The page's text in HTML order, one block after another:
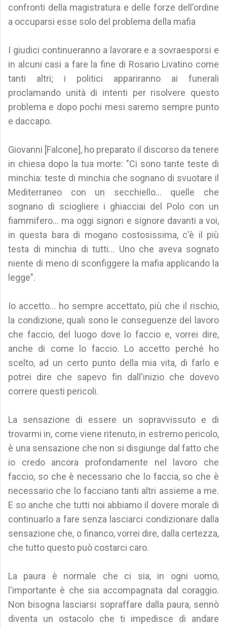
confronti della magistratura e delle forze dell'ordine
a occuparsi esse solo del problema della mafia
I giudici continueranno a lavorare e a sovraesporsi e
in alcuni casi a fare la fine di Rosario Livatino come
tanti altri; i politici appariranno ai funerali
proclamando unità di intenti per risolvere questo
problema e dopo pochi mesi saremo sempre punto
e daccapo.
Giovanni [Falcone], ho preparato il discorso da tenere
in chiesa dopo la tua morte: "Ci sono tante teste di
minchia: teste di minchia che sognano di svuotare il
Mediterraneo con un secchiello... quelle che
sognano di sciogliere i ghiacciai del Polo con un
fiammifero... ma oggi signori e signore davanti a voi,
in questa bara di mogano costosissima, c'è il più
testa di minchia di tutti... Uno che aveva sognato
niente di meno di sconfiggere la mafia applicando la
legge".
Io accetto... ho sempre accettato, più che il rischio,
la condizione, quali sono le conseguenze del lavoro
che faccio, del luogo dove lo faccio e, vorrei dire,
anche di come lo faccio. Lo accetto perché ho
scelto, ad un certo punto della mia vita, di farlo e
potrei dire che sapevo fin dall'inizio che dovevo
correre questi pericoli.
La sensazione di essere un sopravvissuto e di
trovarmi in, come viene ritenuto, in estremo pericolo,
è una sensazione che non si disgiunge dal fatto che
io credo ancora profondamente nel lavoro che
faccio, so che è necessario che lo faccia, so che è
necessario che lo facciano tanti altri assieme a me.
E so anche che tutti noi abbiamo il dovere morale di
continuarlo a fare senza lasciarci condizionare dalla
sensazione che, o financo, vorrei dire, dalla certezza,
che tutto questo può costarci caro.
La paura è normale che ci sia, in ogni uomo,
l'importante è che sia accompagnata dal coraggio.
Non bisogna lasciarsi sopraffare dalla paura, sennò
diventa un ostacolo che ti impedisce di andare